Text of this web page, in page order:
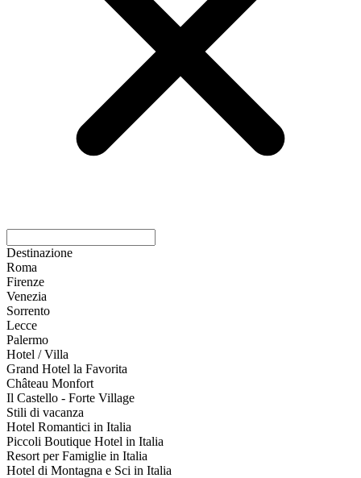
Destinazione
Roma
Firenze
Venezia
Sorrento
Lecce
Palermo
Hotel / Villa
Grand Hotel la Favorita
Château Monfort
Il Castello - Forte Village
Stili di vacanza
Hotel Romantici in Italia
Piccoli Boutique Hotel in Italia
Resort per Famiglie in Italia
Hotel di Montagna e Sci in Italia